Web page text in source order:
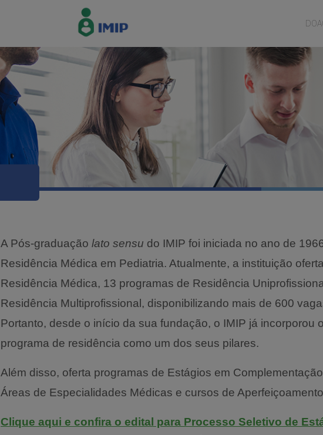
A Pós-graduação lato sensu do IMIP foi iniciada no ano de
Residência Médica em Pediatria. Atualmente, a instituição
Residência Médica, 13 programas de Residência
Residência Multiprofissional, disponibilizando mais de 600
Portanto, desde o início da sua fundação, o IMIP já incorporou
programa de residência como um dos seus pilares.
Além disso, oferta programas de Estágios em
Áreas de Especialidades Médicas e cursos de
Clique aqui e confira o edital para Processo Seletivo de